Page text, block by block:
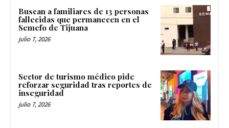
Buscan a familiares de 13 personas
fallecidas que permanecen en el
Semefo de Tijuana
julio 7, 2026
Sector de turismo médico pide
reforzar seguridad tras reportes de
inseguridad
julio 7, 2026